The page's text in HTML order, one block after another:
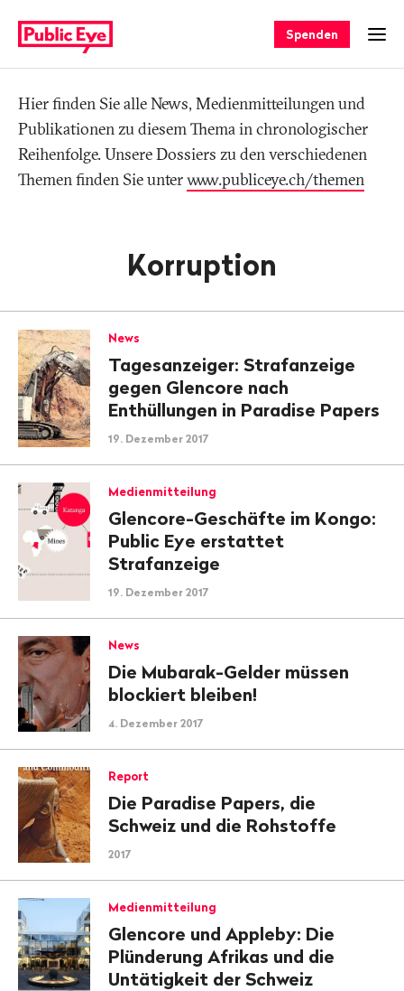
auf
publiceye.ch
Spenden
Tag
Hier finden Sie alle News, Medienmitteilungen und
Publikationen zu diesem Thema in chronologischer
Reihenfolge. Unsere Dossiers zu den verschiedenen
Themen finden Sie unterwww.publiceye.ch/themen
Korruption
News
Tagesanzeiger: Strafanzeige
gegen Glencore nach
Enthüllungen in Paradise Papers
19. Dezember 2017
Medienmitteilung
Glencore-Geschäfte im Kongo:
Public Eye erstattet
Strafanzeige
19. Dezember 2017
News
Die Mubarak-Gelder müssen
blockiert bleiben!
4. Dezember 2017
Report
Die Paradise Papers, die
Schweiz und die Rohstoffe
2017
Medienmitteilung
Glencore und Appleby: Die
Plünderung Afrikas und die
Untätigkeit der Schweiz